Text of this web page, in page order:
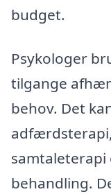
budget.
Psykologer
tilgange
behov. Det
behandling.